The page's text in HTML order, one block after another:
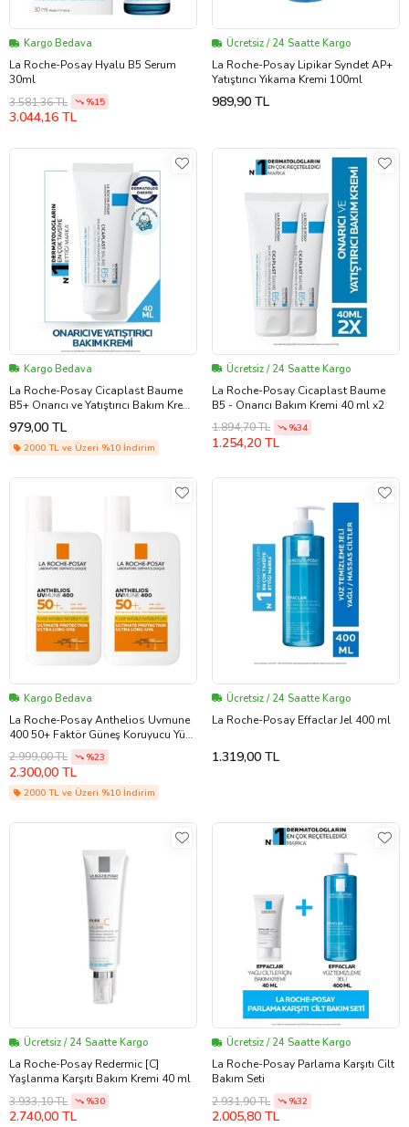
Kargo Bedava
La Roche-Posay Hyalu B5 Serum
30ml
3.581,36 TL
%15
3.044,16 TL
Ücretsiz / 24 Saatte Kargo
La Roche-Posay Lipikar Syndet AP+
Yatıştırıcı Yıkama Kremi 100ml
989,90 TL
Kargo Bedava
La Roche-Posay Cicaplast Baume
B5+ Onarıcı ve Yatıştırıcı Bakım Krem
40 ml
979,00 TL
2000 TL ve Üzeri %10 İndirim
Ücretsiz / 24 Saatte Kargo
La Roche-Posay Cicaplast Baume
B5 - Onarıcı Bakım Kremi 40 ml x2
1.894,70 TL
%34
1.254,20 TL
Kargo Bedava
La Roche-Posay Anthelios Uvmune
400 50+ Faktör Güneş Koruyucu Yüz
Kremi 50ML (2 Adet)
2.999,00 TL %23
2.300,00 TL
2000 TL ve Üzeri %10 İndirim
Ücretsiz / 24 Saatte Kargo
La Roche-Posay Effaclar Jel 400 ml
1.319,00 TL
Ücretsiz / 24 Saatte Kargo
La Roche-Posay Redermic [C]
Yaşlanma Karşıtı Bakım Kremi 40 ml
3.933,10 TL
%30
2.740,00 TL
Ücretsiz / 24 Saatte Kargo
La Roche-Posay Parlama Karşıtı Cilt
Bakım Seti
2.931,90 TL
%32
2.005,80 TL